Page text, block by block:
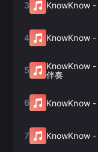
3 KnowKnow-
4 KnowKnow-
5 KnowKnow-
伴奏
6 KnowKnow-
7 KnowKnow-